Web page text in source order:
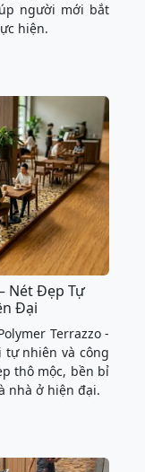
người mới bắt
hiện.
Nét Đẹp Tự
Đại
Terrazzo -
tự nhiên và công
thô mộc, bền bỉ
nhà ở hiện đại.